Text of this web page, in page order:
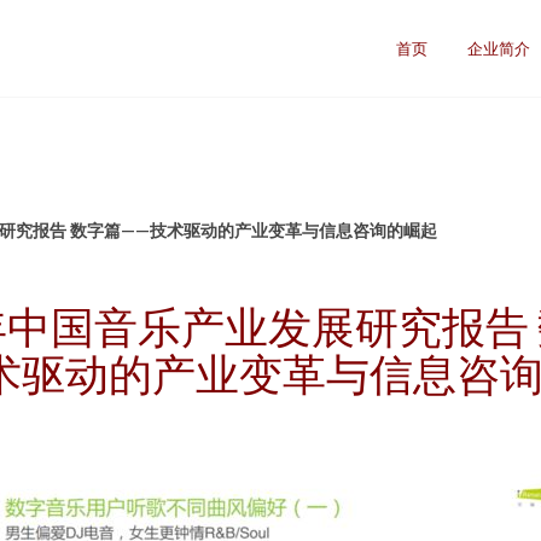
首页 企业简介
究报告 数字篇——技术驱动的产业变革与信息咨询的崛起
国音乐产业发展研究报告
动的产业变革与信息咨